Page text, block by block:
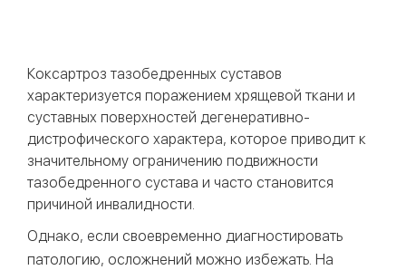
Коксартроз тазобедренных суставов
характеризуется поражением хрящевой ткани и
суставных поверхностей дегенеративно-
дистрофического характера, которое приводит к
значительному ограничению подвижности
тазобедренного сустава и часто становится
причиной инвалидности.
Однако, если своевременно диагностировать
патологию, осложнений можно избежать. На